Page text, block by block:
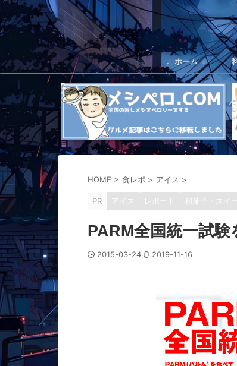
ホーム
HOME > 食レポ > アイス >
PR アイス レポート 和菓子・スイ
PARM全国統一試
2015-03-24 2019-11-16